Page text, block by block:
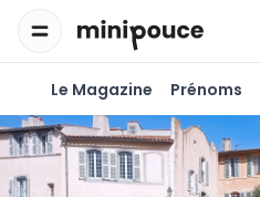
Le Magazine Prénoms